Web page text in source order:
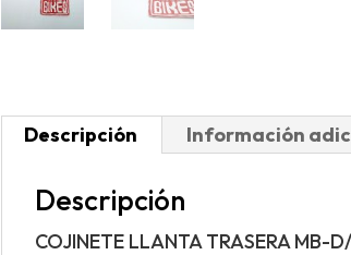
Descripción Información
Descripción
COJINETE LLANTA TRASERA MB-